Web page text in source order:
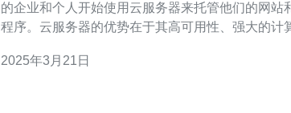
的企业和个人开始使用云服务器来托管他们的网站
程序。云服务器的优势在于其高可用性、强大的计
的香港云服务器是至关重要的。 在选择最佳香港云服务器
2025年3月21日